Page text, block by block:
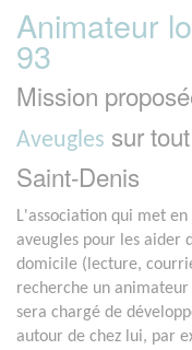
Animateur
93
Mission
Aveugles sur
Saint-Denis
L'association qui met
aveugles pour les aider
domicile (lecture,
recherche un
sera chargé de
autour de chez lui, par